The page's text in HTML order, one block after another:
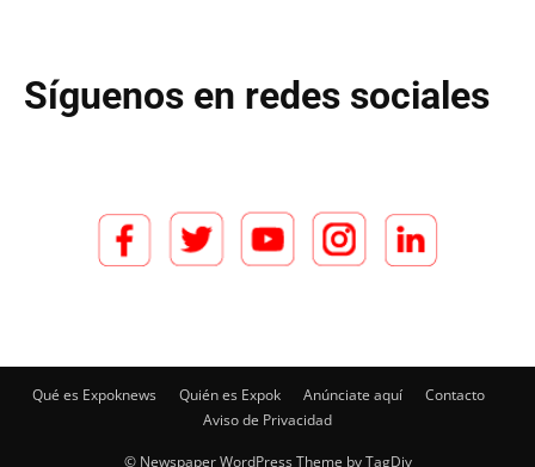
Síguenos en redes sociales
Qué es Expoknews Quién es Expok Anúnciate aquí
Contacto
Aviso de Privacidad
© Newspaper WordPress Theme by TagDiv